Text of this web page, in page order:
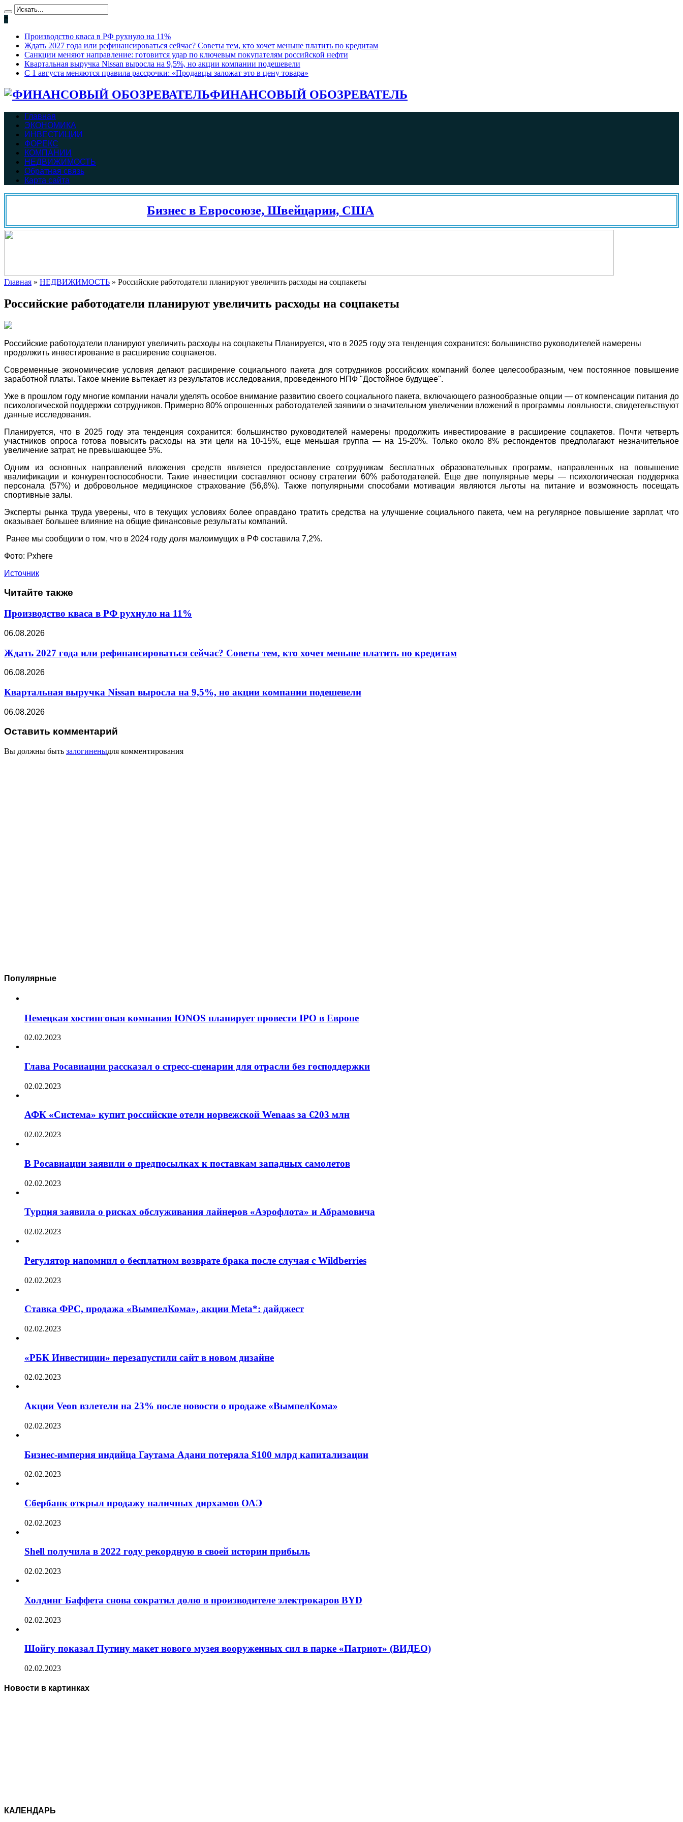
*
Производство кваса в РФ рухнуло на 11%
Ждать 2027 года или рефинансироваться сейчас? Советы тем, кто хочет меньше платить по кредитам
Санкции меняют направление: готовится удар по ключевым покупателям российской нефти
Квартальная выручка Nissan выросла на 9,5%, но акции компании подешевели
С 1 августа меняются правила рассрочки: «Продавцы заложат это в цену товара»
ФИНАНСОВЫЙ ОБОЗРЕВАТЕЛЬ
Главная
ЭКОНОМИКА
ИНВЕСТИЦИИ
ФОРЕКС
КОМПАНИИ
НЕДВИЖИМОСТЬ
Обратная связь
Карта сайта
Бизнес в Евросоюзе, Швейцарии, США
Главная » НЕДВИЖИМОСТЬ » Российские работодатели планируют увеличить расходы на соцпакеты
Российские работодатели планируют увеличить расходы на соцпакеты
Российские работодатели планируют увеличить расходы на соцпакеты Планируется, что в 2025 году эта тенденция сохранится: большинство руководителей намерены
продолжить инвестирование в расширение соцпакетов.
Современные экономические условия делают расширение социального пакета для сотрудников российских компаний более целесообразным, чем постоянное повышение
заработной платы. Такое мнение вытекает из результатов исследования, проведенного НПФ "Достойное будущее".
Уже в прошлом году многие компании начали уделять особое внимание развитию своего социального пакета, включающего разнообразные опции — от компенсации питания до
психологической поддержки сотрудников. Примерно 80% опрошенных работодателей заявили о значительном увеличении вложений в программы лояльности, свидетельствуют
данные исследования.
Планируется, что в 2025 году эта тенденция сохранится: большинство руководителей намерены продолжить инвестирование в расширение соцпакетов. Почти четверть
участников опроса готова повысить расходы на эти цели на 10-15%, еще меньшая группа — на 15-20%. Только около 8% респондентов предполагают незначительное
увеличение затрат, не превышающее 5%.
Одним из основных направлений вложения средств является предоставление сотрудникам бесплатных образовательных программ, направленных на повышение
квалификации и конкурентоспособности. Такие инвестиции составляют основу стратегии 60% работодателей. Еще две популярные меры — психологическая поддержка
персонала (57%) и добровольное медицинское страхование (56,6%). Также популярными способами мотивации являются льготы на питание и возможность посещать
спортивные залы.
Эксперты рынка труда уверены, что в текущих условиях более оправдано тратить средства на улучшение социального пакета, чем на регулярное повышение зарплат, что
оказывает большее влияние на общие финансовые результаты компаний.
Ранее мы сообщили о том, что в 2024 году доля малоимущих в РФ составила 7,2%.
Фото: Pxhere
Источник
Читайте также
Производство кваса в РФ рухнуло на 11%
06.08.2026
Ждать 2027 года или рефинансироваться сейчас? Советы тем, кто хочет меньше платить по кредитам
06.08.2026
Квартальная выручка Nissan выросла на 9,5%, но акции компании подешевели
06.08.2026
Оставить комментарий
Вы должны быть залогиненыдля комментирования
Популярные
Немецкая хостинговая компания IONOS планирует провести IPO в Европе
02.02.2023
Глава Росавиации рассказал о стресс-сценарии для отрасли без господдержки
02.02.2023
АФК «Система» купит российские отели норвежской Wenaas за €203 млн
02.02.2023
В Росавиации заявили о предпосылках к поставкам западных самолетов
02.02.2023
Турция заявила о рисках обслуживания лайнеров «Аэрофлота» и Абрамовича
02.02.2023
Регулятор напомнил о бесплатном возврате брака после случая с Wildberries
02.02.2023
Ставка ФРС, продажа «ВымпелКома», акции Meta*: дайджест
02.02.2023
«РБК Инвестиции» перезапустили сайт в новом дизайне
02.02.2023
Акции Veon взлетели на 23% после новости о продаже «ВымпелКома»
02.02.2023
Бизнес-империя индийца Гаутама Адани потеряла $100 млрд капитализации
02.02.2023
Сбербанк открыл продажу наличных дирхамов ОАЭ
02.02.2023
Shell получила в 2022 году рекордную в своей истории прибыль
02.02.2023
Холдинг Баффета снова сократил долю в производителе электрокаров BYD
02.02.2023
Шойгу показал Путину макет нового музея вооруженных сил в парке «Патриот» (ВИДЕО)
02.02.2023
Новости в картинках
КАЛЕНДАРЬ